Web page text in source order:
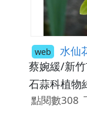
web 水仙
蔡婉緩/新
石蒜科植物
點閱數308